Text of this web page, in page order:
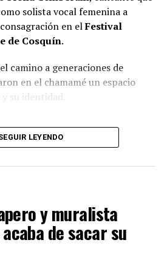
solista vocal femenina a
en elFestival
de Cosquín.
camino a generaciones de
en el chamamé un espacio
su identidad.
VI – N.º 328 y con ello se
de difusión, investigación,
y gestión cultural, mantienen
aunque cada tanto me lo
he trabajado mucho, que he
caminos, donde me he
LEYENDO
y muralista
de sacar su